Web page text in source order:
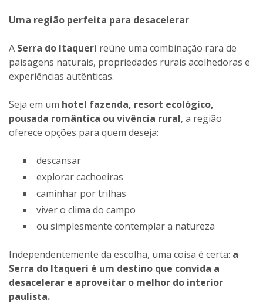
Uma região perfeita para desacelerar
A Serra do Itaqueri reúne uma combinação rara de
paisagens naturais, propriedades rurais acolhedoras e
experiências autênticas.
Seja em um hotel fazenda, resort ecológico,
pousada romântica ou vivência rural, a região
oferece opções para quem deseja:
descansar
explorar cachoeiras
caminhar por trilhas
viver o clima do campo
ou simplesmente contemplar a natureza
Independentemente da escolha, uma coisa é certa: a
Serra do Itaqueri é um destino que convida a
desacelerar e aproveitar o melhor do interior
paulista.